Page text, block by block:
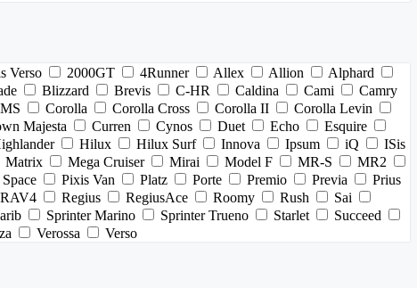
Verso 2000GT 4Runner Allex Allion
Alphard
Blizzard Brevis C-HR Caldina Cami
Camry
Corolla Corolla Cross Corolla II
Corolla Levin
Majesta Curren Cynos Duet Echo
Esquire
Hilux Hilux Surf Innova Ipsum iQ
ISis
Matrix Mega Cruiser Mirai Model F MR-S
MR2
Pixis Van Platz Porte Premio Previa
Prius
RAV4 Regius RegiusAce Roomy Rush
Sai
Sprinter Marino Sprinter Trueno Starlet
Succeed
Verossa Verso